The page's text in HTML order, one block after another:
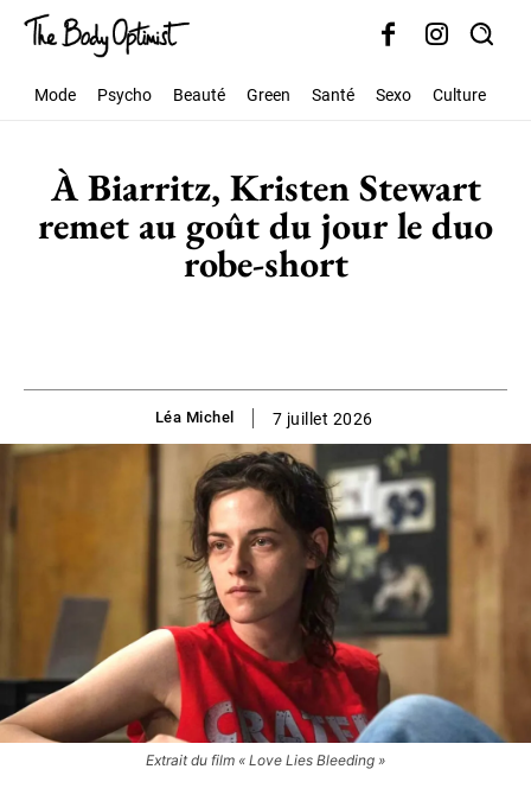
Mode Psycho Beauté Green Santé Sexo Culture
À Biarritz, Kristen Stewart
remet au goût du jour le duo
robe-short
Léa Michel 7 juillet 2026
Extrait du film « Love Lies Bleeding »